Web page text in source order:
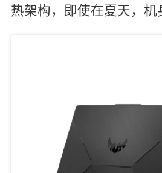
热架构，即使在夏天，机